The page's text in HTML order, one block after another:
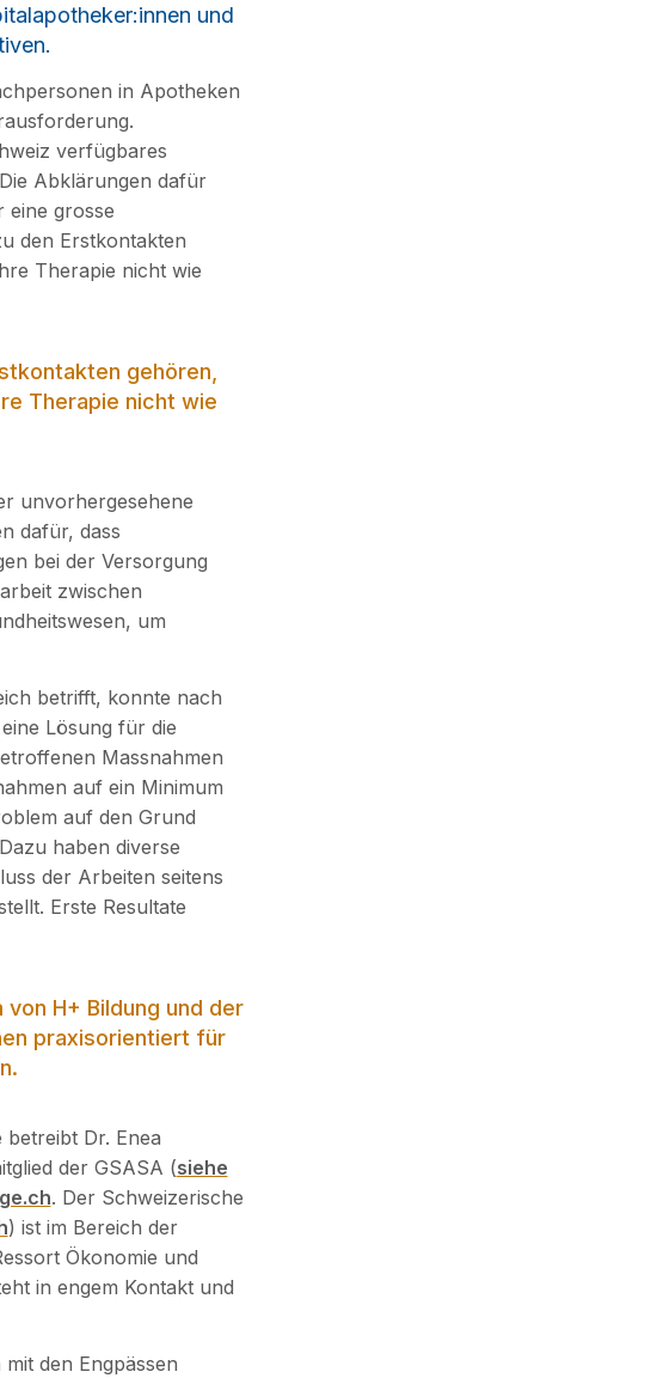
und
in Apotheken
verfügbares
Abklärungen dafür
eine grosse
den Erstkontakten
Therapie nicht wie
gehören,
Therapie nicht wie
unvorhergesehene
dafür, dass
bei der Versorgung
zwischen
um
betrifft, konnte nach
Lösung für die
Massnahmen
auf ein Minimum
auf den Grund
haben diverse
der Arbeiten seitens
Erste Resultate
H+ Bildung und der
praxisorientiert für
Dr. Enea
der GSASA (siehe
.­ Der Schweizerische
) ist im Bereich der
Ökonomie und
in engem Kontakt und
den Engpässen